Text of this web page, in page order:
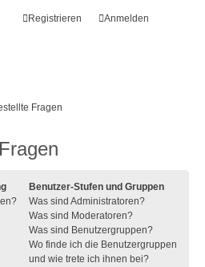
Anmelden
Registrieren
Fragen
Benutzer-Stufen und Gruppen
Was sind Administratoren?
Was sind Moderatoren?
Was sind Benutzergruppen?
Wo finde ich die Benutzergruppen
und wie trete ich ihnen bei?